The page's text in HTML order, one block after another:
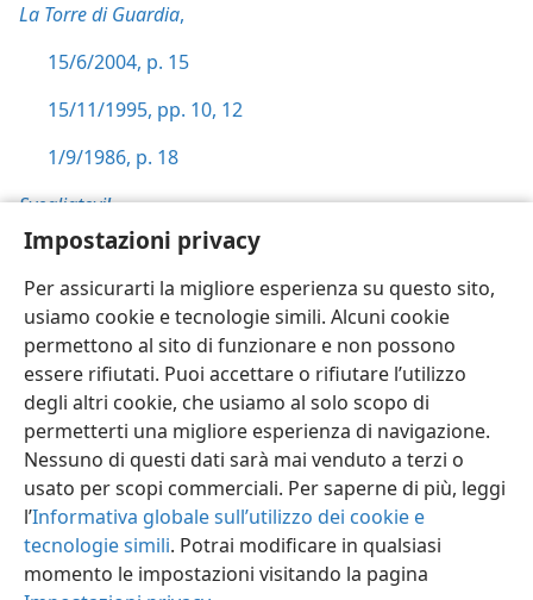
Impostazioni privacy
Per assicurarti la migliore esperienza su questo sito,
usiamo cookie e tecnologie simili. Alcuni cookie
permettono al sito di funzionare e non possono
essere rifiutati. Puoi accettare o rifiutare l’utilizzo
degli altri cookie, che usiamo al solo scopo di
permetterti una migliore esperienza di navigazione.
Nessuno di questi dati sarà mai venduto a terzi o
usato per scopi commerciali. Per saperne di più, leggi
l’Informativa globale sull’utilizzo dei cookie e
tecnologie simili. Potrai modificare in qualsiasi
momento le impostazioni visitando la pagina
La Torre di Guardia,
15/6/2004, p. 15
15/11/1995, pp. 10, 12
1/9/1986, p. 18
Svegliatevi!,
8/3/1996, p. 22
Italiano Impostazioni
Copyright© 2026 Watch Tower Bible and Tract Society of Pennsylvania
Condizioni d’uso Informativa sulla privacy
Impostazioni privacy
Accedi